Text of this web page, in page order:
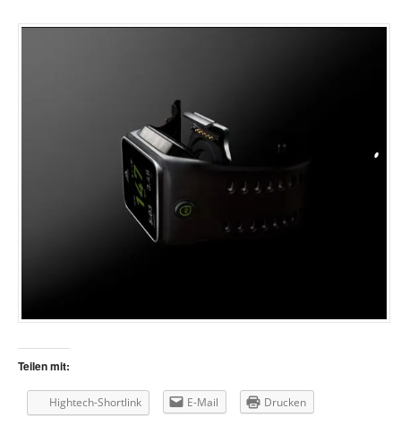
Teilen mit:
Hightech-Shortlink E-Mail Drucken